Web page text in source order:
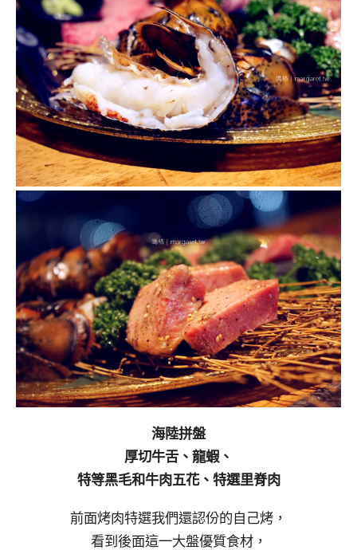
海陸拼盤
厚切牛舌、龍蝦、
特等黑毛和牛肉五花、特選里脊肉
前面烤肉特選我們還認份的自己烤，
看到後面這一大盤優質食材，